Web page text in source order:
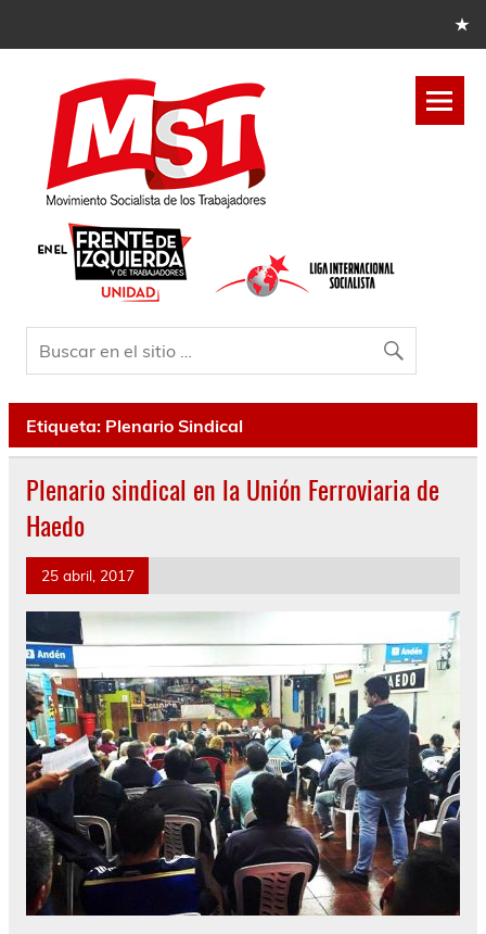
Etiqueta: Plenario Sindical
Plenario sindical en la Unión Ferroviaria de
Haedo
25 abril, 2017